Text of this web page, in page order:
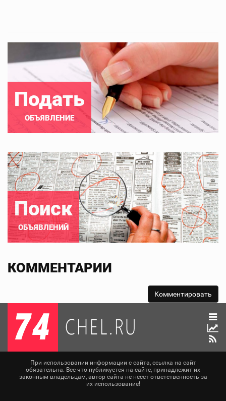
Подать
ОБЪЯВЛЕНИЕ
Поиск
ОБЪЯВЛЕНИЙ
КОММЕНТАРИИ
При использовании информации с сайта, ссылка на сайт
обязательна. Все что публикуется на сайте, принадлежит их
законным владельцам, автор сайта не несет ответственность за
их использование!